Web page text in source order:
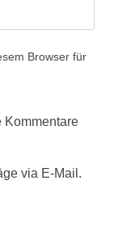
Browser für
Kommentare
via E-Mail.